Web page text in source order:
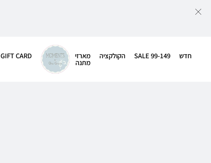
חדש SALE 99-149 הקולקציה מארזי
מתנה
GIFT CARD